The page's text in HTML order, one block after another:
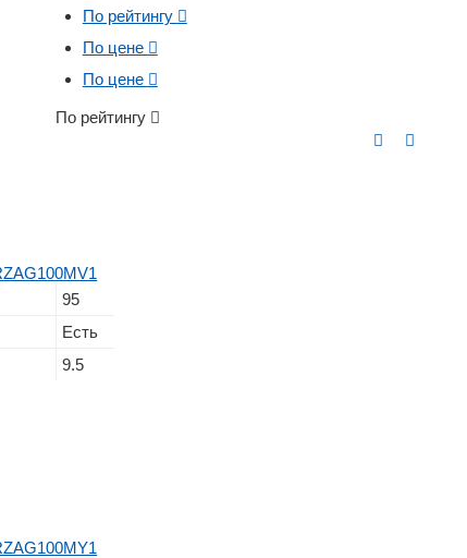
По рейтингу
По цене
По цене
По рейтингу
95
Есть
9.5